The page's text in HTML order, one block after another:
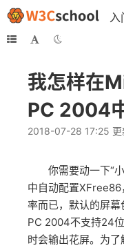
入
我怎样在
PC 2004
2018-07-28 17:25 更
你需要动一下“小
中自动配置
率而已，默认的屏
PC 2004不支持24
时会输出花屏。为